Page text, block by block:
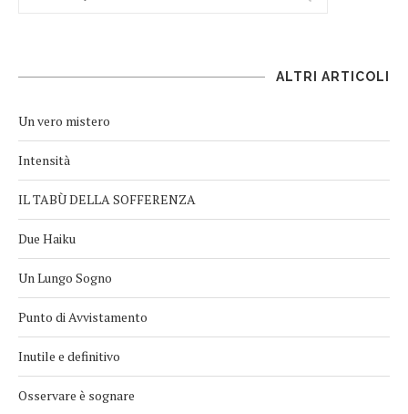
ALTRI ARTICOLI
Un vero mistero
Intensità
IL TABÙ DELLA SOFFERENZA
Due Haiku
Un Lungo Sogno
Punto di Avvistamento
Inutile e definitivo
Osservare è sognare